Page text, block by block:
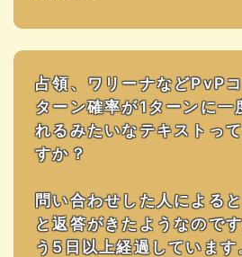
占領、ワリーナなどPvP
ターン確率が1ターンに一
れるみたいなテキストっ
すか？
問い合わせした人による
と返答がきたようなので
う5日以上経過しています